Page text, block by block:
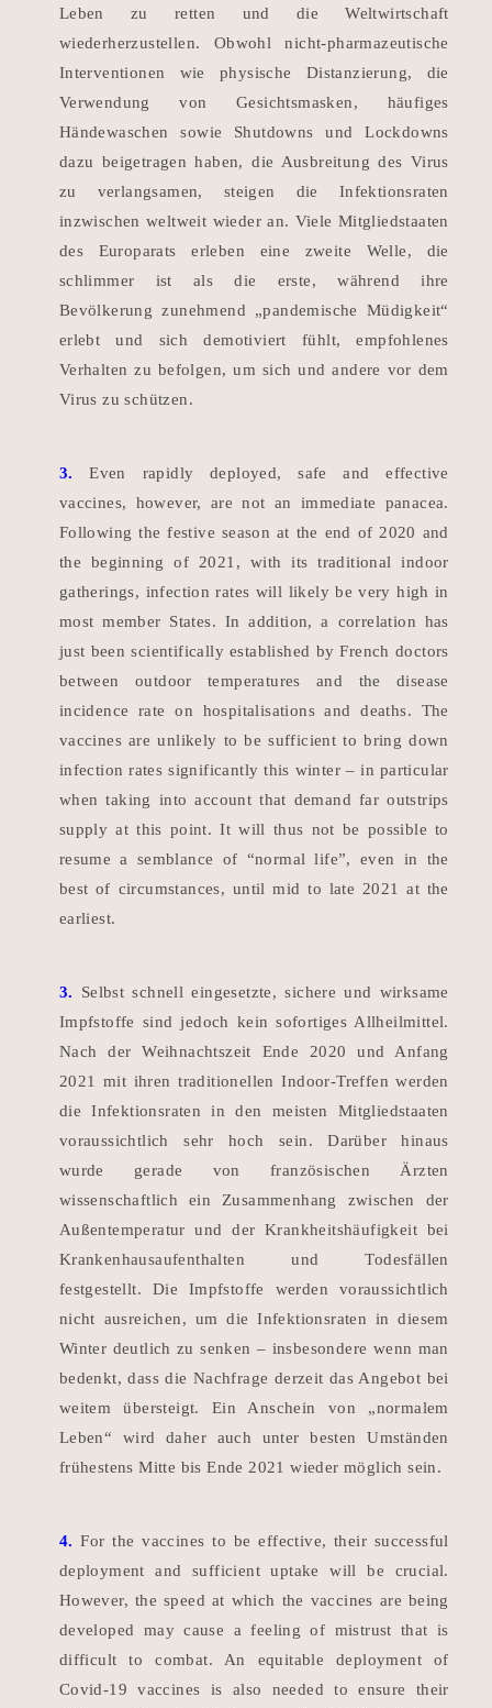
Leben zu retten und die Weltwirtschaft
wiederherzustellen.
Obwohl nicht-pharmazeutische
Interventionen wie physische Distanzierung, die
Verwendung von Gesichtsmasken, häufiges
Händewaschen sowie Shutdowns und Lockdowns
dazu beigetragen haben, die Ausbreitung des Virus
zu verlangsamen, steigen die Infektionsraten
inzwischen weltweit wieder an. Viele Mitgliedstaaten
des Europarats erleben eine zweite Welle, die
schlimmer ist als die erste, während ihre
Bevölkerung zunehmend „pandemische Müdigkeit“
erlebt und sich demotiviert fühlt, empfohlenes
Verhalten zu befolgen, um sich und andere vor dem
Virus zu schützen.
3.
Even rapidly deployed, safe and effective
vaccines, however, are not an immediate panacea.
Following the festive season at the end of 2020 and
the beginning of 2021, with its traditional indoor
gatherings, infection rates will likely be very high in
most member States. In addition, a correlation has
just been scientifically established by French doctors
between outdoor temperatures and the disease
incidence rate on hospitalisations and deaths. The
vaccines are unlikely to be sufficient to bring down
infection rates significantly this winter – in particular
when taking into account that demand far outstrips
supply at this point. It will thus not be possible to
resume a semblance of “normal life”, even in the
best of circumstances, until mid to late 2021 at the
earliest.
3.
Selbst schnell eingesetzte, sichere und wirksame
Impfstoffe sind jedoch kein sofortiges Allheilmittel.
Nach der Weihnachtszeit Ende 2020 und Anfang
2021 mit ihren traditionellen Indoor-Treffen werden
die Infektionsraten in den meisten Mitgliedstaaten
voraussichtlich sehr hoch sein.
Darüber hinaus
wurde gerade von französischen Ärzten
wissenschaftlich ein Zusammenhang zwischen der
Außentemperatur und der Krankheitshäufigkeit bei
Krankenhausaufenthalten und Todesfällen
festgestellt.
Die Impfstoffe werden voraussichtlich
nicht ausreichen, um die Infektionsraten in diesem
Winter deutlich zu senken – insbesondere wenn man
bedenkt, dass die Nachfrage derzeit das Angebot bei
weitem übersteigt.
Ein Anschein von „normalem
Leben“ wird daher auch unter besten Umständen
frühestens Mitte bis Ende 2021 wieder möglich sein.
4. For the vaccines to be effective, their successful
deployment and sufficient uptake will be crucial.
However, the speed at which the vaccines are being
developed may cause a feeling of mistrust that is
difficult to combat. An equitable deployment of
Covid-19 vaccines is also needed to ensure their